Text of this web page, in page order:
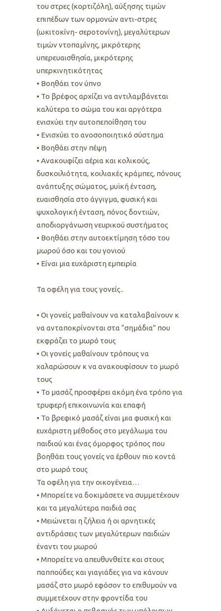
του στρες (κορτιζόλη), αύξησης τιμών
επιπέδων των ορμονών αντι-στρες
(ωκιτοκίνη- σεροτονίνη), μεγαλύτερων
τιμών ντοπαμίνης, μικρότερης
υπερευαισθησία, μικρότερης
υπερκινητικότητας
• Βοηθάει τον ύπνο
• Το βρέφος αρχίζει να αντιλαμβάνεται
καλύτερα το σώμα του και αργότερα
ενισχύει την αυτοπεποίθηση του
• Ενισχύει το ανοσοποιητικό σύστημα
• Βοηθάει στην πέψη
• Ανακουφίζει αέρια και κολικούς,
δυσκοιλιότητα, κοιλιακές κράμπες, πόνους
ανάπτυξης σώματος, μυϊκή ένταση,
ευαισθησία στο άγγιγμα, φυσική και
ψυχολογική ένταση, πόνος δοντιών,
αποδιοργάνωση νευρικού συστήματος
• Boηθάει στην αυτοεκτίμηση τόσο του
μωρού όσο και του γονιού
• Είναι μια ευχάριστη εμπειρία
Τα οφέλη για τους γονείς..
• Οι γονείς μαθαίνουν να καταλαβαίνουν κ
να ανταποκρίνονται στα “σημάδια” που
εκφράζει το μωρό τους
• Οι γονείς μαθαίνουν τρόπους να
χαλαρώσουν κ να ανακουφίσουν το μωρό
τους
• Το μασάζ προσφέρει ακόμη ένα τρόπο για
τρυφερή επικοινωνία και επαφή
• Το βρεφικό μασάζ είναι μια φυσική και
ευχάριστη μέθοδος στο μεγάλωμα του
παιδιού και ένας όμορφος τρόπος που
βοηθάει τους γονείς να έρθουν πιο κοντά
στο μωρό τους
Τα οφέλη για την οικογένεια…
• Μπορείτε να δοκιμάσετε να συμμετέχουν
και τα μεγαλύτερα παιδιά σας
• Μειώνεται η ζήλεια ή οι αρνητικές
αντιδράσεις των μεγαλύτερων παιδιών
έναντι του μωρού
• Μπορείτε να απευθυνθείτε και στους
παππούδες και γιαγιάδες για να κάνουν
μασάζ στο μωρό εφόσον το επιθυμούν να
συμμετέχουν στην φροντίδα του